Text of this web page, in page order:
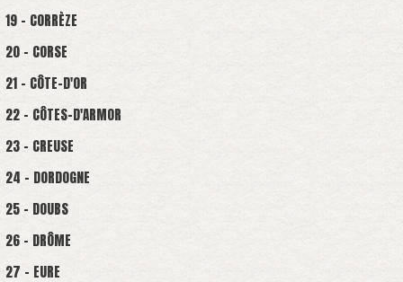
19 - CORRÈZE
20 - CORSE
21 - CÔTE-D'OR
22 - CÔTES-D'ARMOR
23 - CREUSE
24 - DORDOGNE
25 - DOUBS
26 - DRÔME
27 - EURE